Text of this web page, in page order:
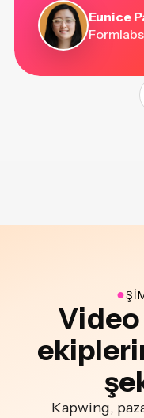
Eunice
●
Kapwing,